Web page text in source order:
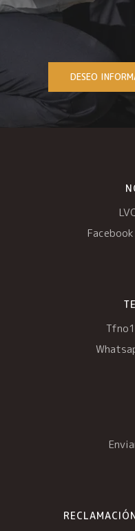
DESEO
Facebook